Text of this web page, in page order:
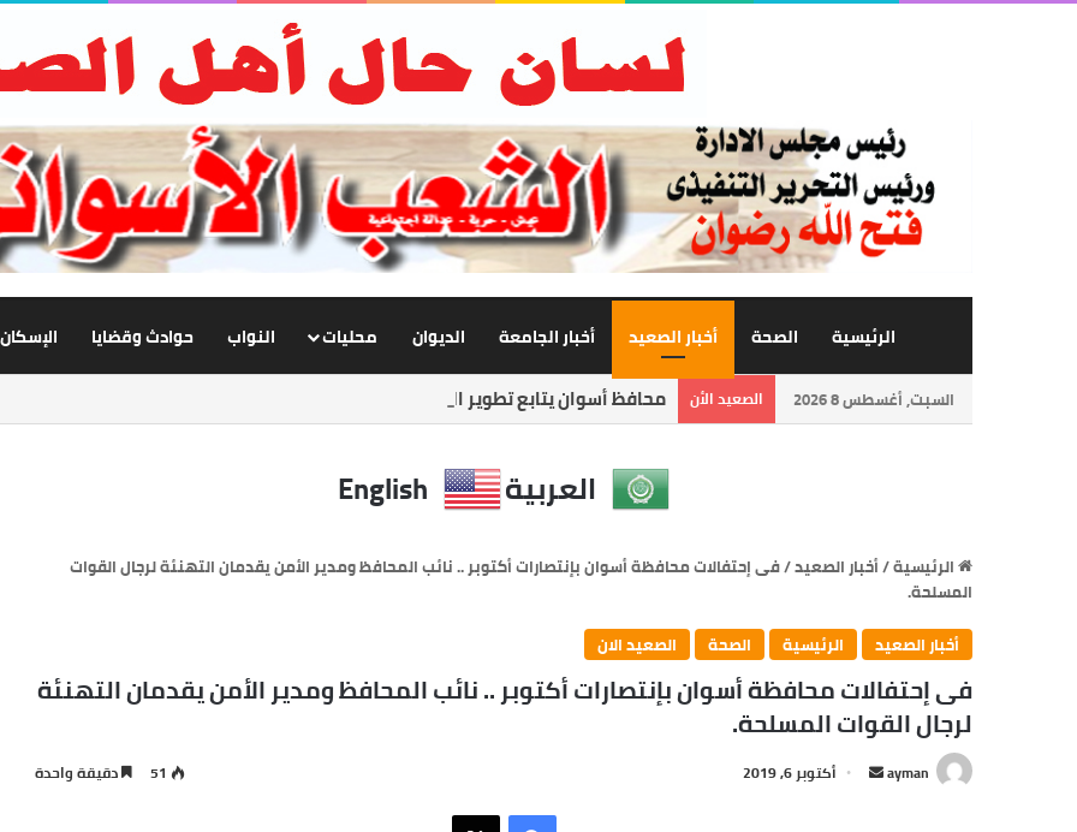
الرئيسية الصحة أخبار الصعيد أخبار الجامعة الديوان محليات النواب حوادث وقضايا الإسكان
السبت, أغسطس 8 2026 الصعيد الأن محافظ أسوان يتابع تطوير الإنارة بنصر النوبة.. ورفع كفاءة الطرق لخدمة المواطنين
العربية English
الرئيسية/أخبار الصعيد/فى إحتفالات محافظة أسوان بإنتصارات أكتوبر .. نائب المحافظ ومدير الأمن يقدمان التهنئة لرجال القوات
المسلحة.
أخبار الصعيد
الرئيسية الصحة الصعيد الان
فى إحتفالات محافظة أسوان بإنتصارات أكتوبر .. نائب المحافظ ومدير الأمن يقدمان التهنئة
لرجال القوات المسلحة.
ayman أكتوبر 6, 2019 51 دقيقة واحدة
فيسبوك